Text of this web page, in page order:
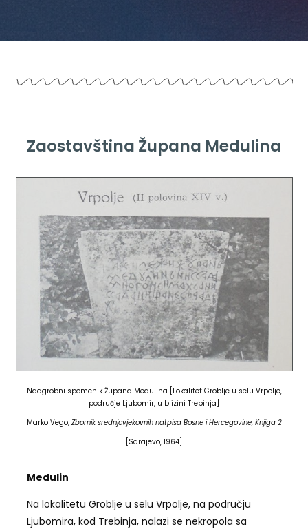
Zaostavština Župana Medulina
Nadgrobni spomenik Župana Medulina [Lokalitet Groblje u selu Vrpolje,
područje Ljubomir, u blizini Trebinja]
Marko Vego, Zbornik srednjovjekovnih natpisa Bosne i Hercegovine, Knjiga 2
[Sarajevo, 1964]
Medulin
Na lokalitetu Groblje u selu Vrpolje, na području
Ljubomira, kod Trebinja, nalazi se nekropola sa